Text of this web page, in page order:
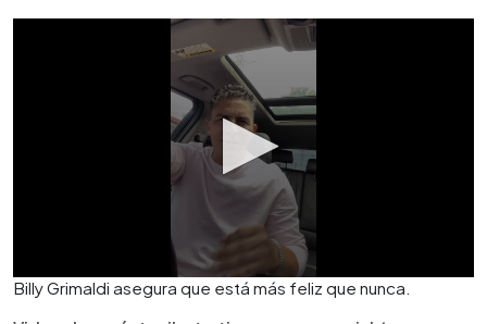
Billy Grimaldi asegura que está más feliz que nunca.